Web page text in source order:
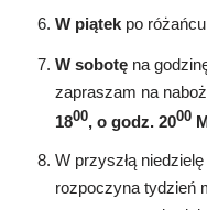
W piątek po
W sobotę na
zapraszam na
1800, o godz. 2000
W przyszłą
rozpoczyna tydzień